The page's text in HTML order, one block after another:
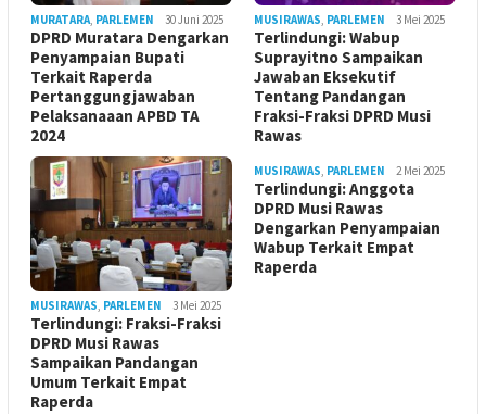
MURATARA, PARLEMEN 30 Juni 2025
DPRD Muratara Dengarkan
Penyampaian Bupati
Terkait Raperda
Pertanggungjawaban
Pelaksanaaan APBD TA
2024
MUSIRAWAS, PARLEMEN 3 Mei 2025
Terlindungi: Wabup
Suprayitno Sampaikan
Jawaban Eksekutif
Tentang Pandangan
Fraksi-Fraksi DPRD Musi
Rawas
MUSIRAWAS, PARLEMEN 3 Mei 2025
Terlindungi: Fraksi-Fraksi
DPRD Musi Rawas
Sampaikan Pandangan
Umum Terkait Empat
Raperda
MUSIRAWAS, PARLEMEN 2 Mei 2025
Terlindungi: Anggota
DPRD Musi Rawas
Dengarkan Penyampaian
Wabup Terkait Empat
Raperda